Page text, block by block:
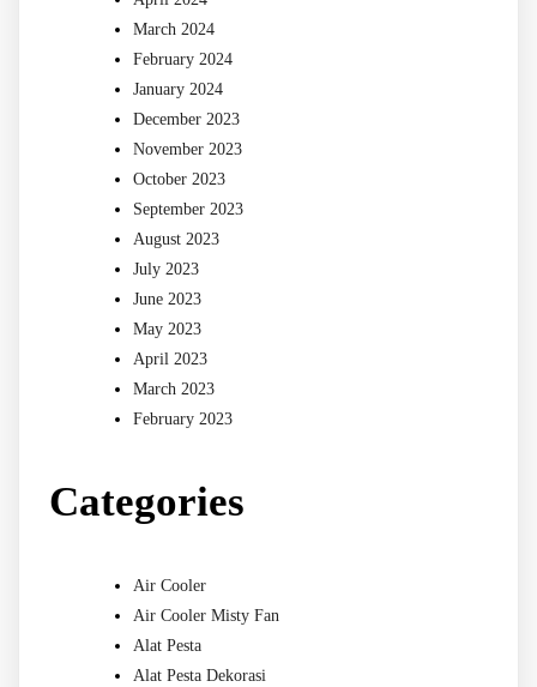
March 2024
February 2024
January 2024
December 2023
November 2023
October 2023
September 2023
August 2023
July 2023
June 2023
May 2023
April 2023
March 2023
February 2023
Categories
Air Cooler
Air Cooler Misty Fan
Alat Pesta
Alat Pesta Dekorasi